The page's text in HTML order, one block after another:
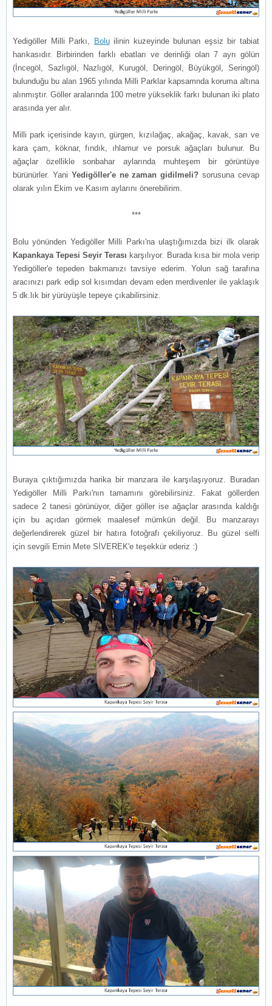
Yedigöller Milli Parkı, Boluilinin kuzeyinde bulunan eşsiz bir tabiat
harıkasıdır. Birbirinden farklı ebatları ve derinliği olan 7 ayrı gölün
(İncegöl, Sazlıgöl, Nazlıgöl, Kurugöl, Deringöl, Büyükgöl, Seringöl)
bulunduğu bu alan 1965 yılında Milli Parklar kapsamnda koruma altına
alınmıştır. Göller aralarında 100 metre yükseklik farkı bulunan iki plato
arasında yer alır.
Milli park içerisinde kayın, gürgen, kızılağaç, akağaç, kavak, sarı ve
kara çam, köknar, fındık, ıhlamur ve porsuk ağaçları bulunur. Bu
ağaçlar özellikle sonbahar aylarında muhteşem bir görüntüye
bürünürler. Yani Yedigöller'e ne zaman gidilmeli? sorusuna cevap
olarak yılın Ekim ve Kasım aylarını önerebilirim.
***
Bolu yönünden Yedigöller Milli Parkı'na ulaştığımızda bizi ilk olarak
Kapankaya TepesiSeyir Terası karşılıyor. Burada kısa bir mola verip
Yedigöller'e tepeden bakmanızı tavsiye ederim. Yolun sağ tarafına
aracınızı park edip sol kısımdan devam eden merdivenler ile yaklaşık
5 dk.lık bir yürüyüşle tepeye çıkabilirsiniz.
Buraya çıktığımızda harika bir manzara ile karşılaşıyoruz. Buradan
Yedigöller Milli Parkı'nın tamamını görebilirsiniz. Fakat göllerden
sadece 2 tanesi görünüyor, diğer göller ise ağaçlar arasında kaldığı
için bu açıdan görmek maalesef mümkün değil. Bu manzarayı
değerlendirerek güzel bir hatıra fotoğrafı çekiliyoruz. Bu güzel selfi
için sevgili Emin Mete SİVEREK'e teşekkür ederiz :)